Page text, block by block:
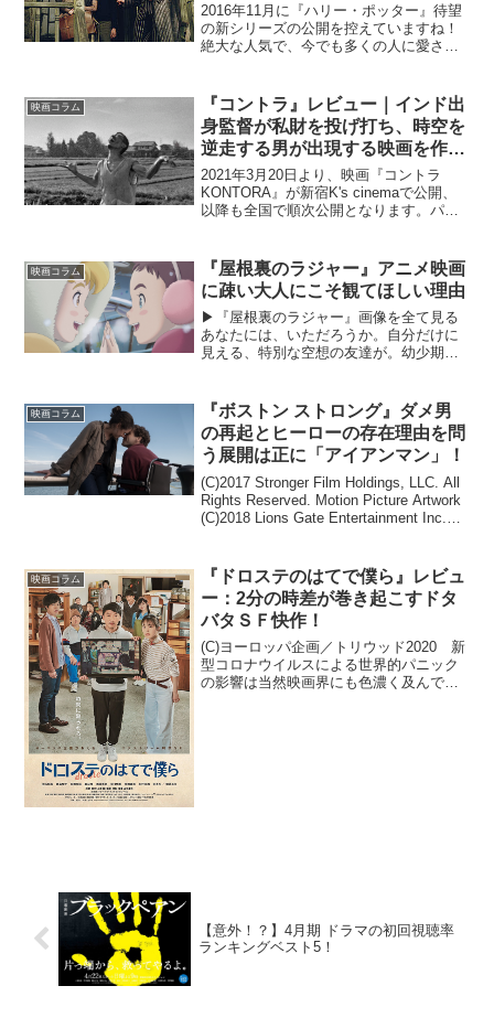
2016年11月に『ハリー・ポッター』待望
の新シリーズの公開を控えていますね！
絶大な人気で、今でも多くの人に愛され
ク・タイムズの児童書ベストセラーラン
キングで、1位の座を...
映画コラム
『コントラ』レビュー｜インド出
身監督が私財を投げ打ち、時空を
逆走する男が出現する映画を作っ
た
2021年3月20日より、映画『コントラ
KONTORA』が新宿K's cinemaで公開、
以降も全国で順次公開となります。パッ
すさを備えた、エッジの効いたインディ
ーズ...
映画コラム
『屋根裏のラジャー』アニメ映画
に疎い大人にこそ観てほしい理由
▶︎『屋根裏のラジャー』画像を全て見る
あなたには、いただろうか。自分だけに
見える、特別な空想の友達が。幼少期に
長編アニメーション映画『屋根裏のラジ
ャー』が2023年12月...
映画コラム
『ボストン ストロング』ダメ男
の再起とヒーローの存在理由を問
う展開は正に「アイアンマン」！
(C)2017 Stronger Film Holdings, LLC. All
Rights Reserved. Motion Picture Artwork
(C)2018 Lions Gate Entertainment Inc.
映画コラム
『ドロステのはてで僕ら』レビュ
ー：2分の時差が巻き起こすドタ
バタＳＦ快作！
(C)ヨーロッパ企画／トリウッド2020 新
型コロナウイルスによる世界的パニック
の影響は当然映画界にも色濃く及んでい
【意外！？】4月期 ドラマの初回視聴率
ランキングベスト5！